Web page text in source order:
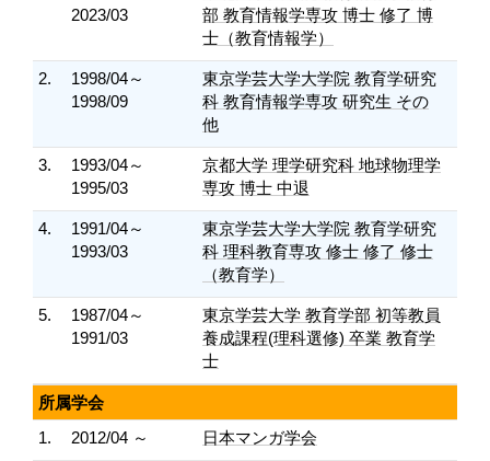
2023/03
部 教育情報学専攻 博士 修了 博
士（教育情報学）
2.
1998/04～
1998/09
東京学芸大学大学院 教育学研究
科 教育情報学専攻 研究生 その
他
3.
1993/04～
1995/03
京都大学 理学研究科 地球物理学
専攻 博士 中退
4.
1991/04～
1993/03
東京学芸大学大学院 教育学研究
科 理科教育専攻 修士 修了 修士
（教育学）
5.
1987/04～
1991/03
東京学芸大学 教育学部 初等教員
養成課程(理科選修) 卒業 教育学
士
所属学会
1.
2012/04 ～ 日本マンガ学会